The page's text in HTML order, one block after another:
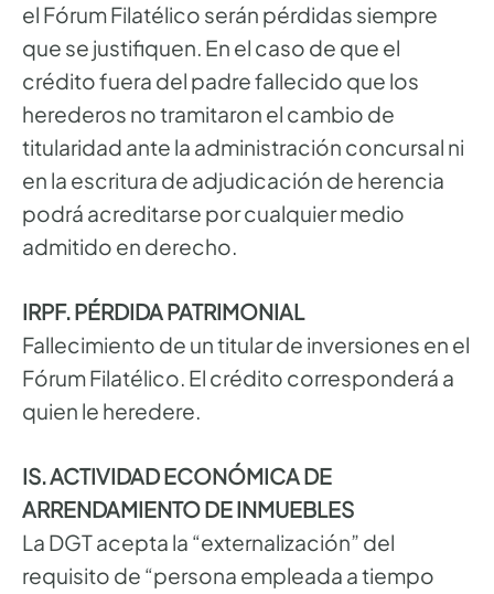
el Fórum Filatélico serán pérdidas siempre
que se justifiquen. En el caso de que el
crédito fuera del padre fallecido que los
herederos no tramitaron el cambio de
titularidad ante la administración concursal ni
en la escritura de adjudicación de herencia
podrá acreditarse por cualquier medio
admitido en derecho.
IRPF. PÉRDIDA PATRIMONIAL
Fallecimiento de un titular de inversiones en el
Fórum Filatélico. El crédito corresponderá a
quien le heredere.
IS. ACTIVIDAD ECONÓMICA DE
ARRENDAMIENTO DE INMUEBLES
La DGT acepta la “externalización” del
requisito de “persona empleada a tiempo